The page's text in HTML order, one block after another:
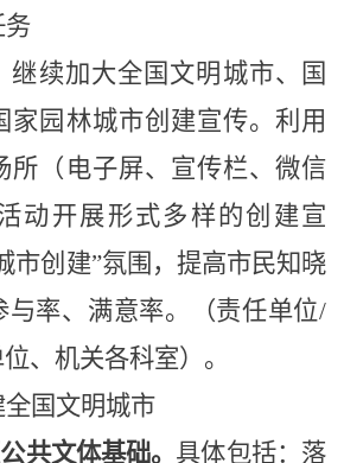
务
继续加大全国文明城市、国
家园林城市创建宣传。利用
所（电子屏、宣传栏、微信
动开展形式多样的创建宣
市创建”氛围，提高市民知晓
与率、满意率。（责任单位/
、机关各科室）。
全国文明城市
共文体基础。 具体包括：落